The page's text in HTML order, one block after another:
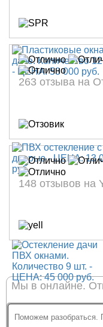
263 отзыва на
148 отзывов на
Мы в онлайне.